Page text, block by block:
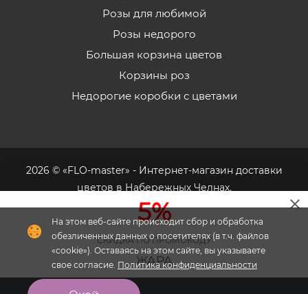
5%
СКИДКА ПО ПРОМОКОДУ
ЖАРА
Розы для любимой
Розы недорого
Большая корзина цветов
Корзины роз
Недорогие коробки с цветами
2026 © «FLO-master» - Интернет-магазин доставки
цветов в Набережных Челнах.
- комплексное продвижение цветочного
бизнеса